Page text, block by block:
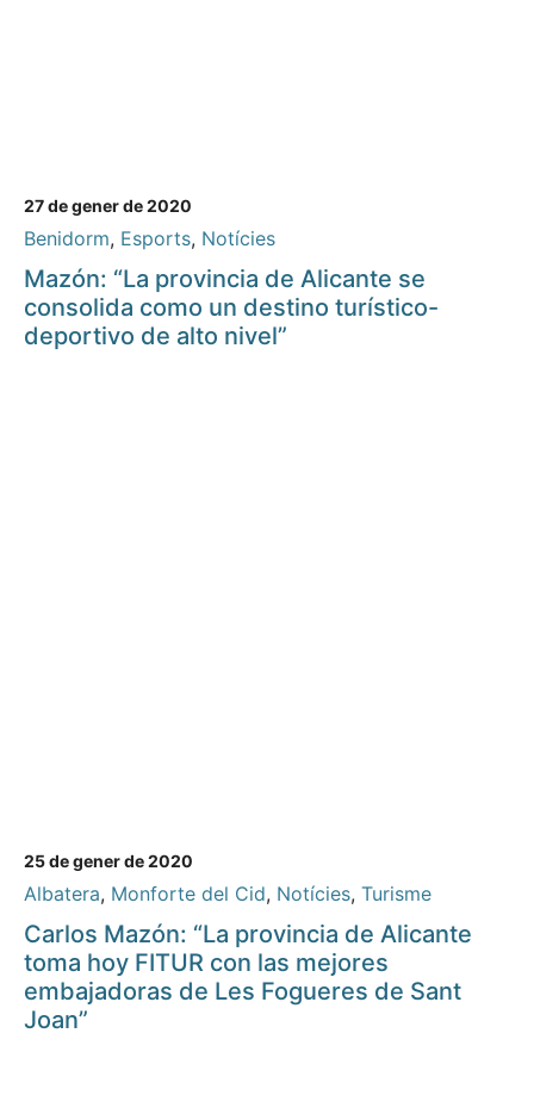
27 de gener de 2020
Benidorm, Esports, Notícies
Mazón: “La provincia de Alicante se
consolida como un destino turístico-
deportivo de alto nivel”
25 de gener de 2020
Albatera, Monforte del Cid, Notícies, Turisme
Carlos Mazón: “La provincia de Alicante
toma hoy FITUR con las mejores
embajadoras de Les Fogueres de Sant
Joan”